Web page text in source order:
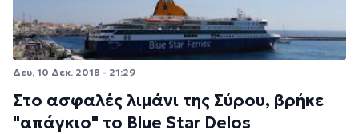
Δευ, 10 Δεκ. 2018 - 21:29
Στο ασφαλές λιμάνι της Σύρου, βρήκε
"απάγκιο" το Blue Star Delos